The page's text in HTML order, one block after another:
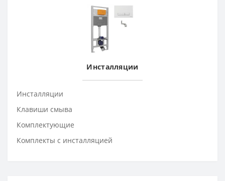
Инсталляции
Инсталляции
Клавиши смыва
Комплектующие
Комплекты с инсталляцией